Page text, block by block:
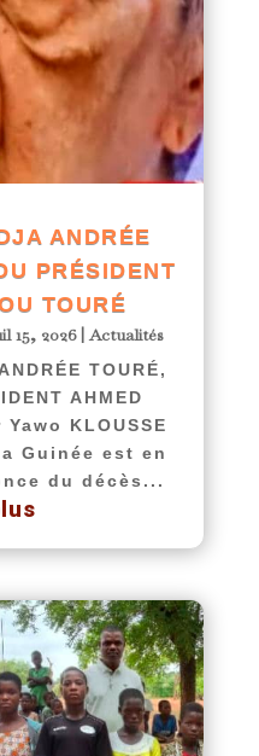
ANDRÉE
PRÉSIDENT
TOURÉ
15, 2026|Actualités
TOURÉ,
AHMED
Yawo KLOUSSE
Guinée est en
du décès...